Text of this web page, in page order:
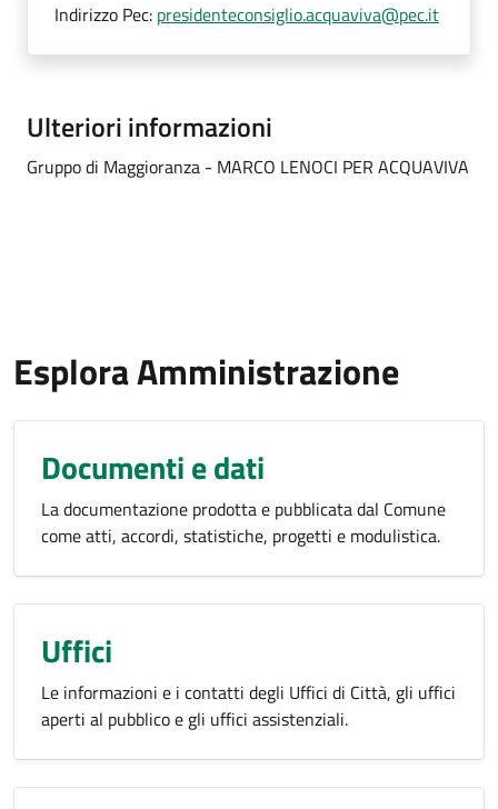
Indirizzo Pec: presidenteconsiglio.acquaviva@pec.it
Ulteriori informazioni
Gruppo di Maggioranza - MARCO LENOCI PER ACQUAVIVA
Esplora Amministrazione
Documenti e dati
La documentazione prodotta e pubblicata dal Comune
come atti, accordi, statistiche, progetti e modulistica.
Uffici
Le informazioni e i contatti degli Uffici di Città, gli uffici
aperti al pubblico e gli uffici assistenziali.